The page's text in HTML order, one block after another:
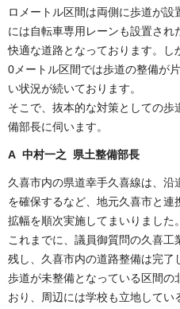
ロメートル区間は両側に歩道が
には自転車専用レーンも設置さ
快適な道路となっております。
0メートル区間では歩道の整備が
い状況が続いております。
そこで、抜本的な対策としての
備部長に伺います。
A 中村一之 県土整備部長
久喜市内の県道幸手久喜線は、
を確保するなど、地元久喜市と
拡幅を順次実施してまいりました。
これまでに、議員御質問の久喜
残し、久喜市内の道路整備は完了
歩道が未整備となっている区間の
おり、周辺には学校も立地して